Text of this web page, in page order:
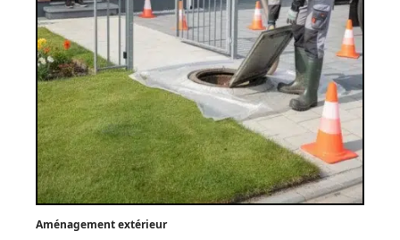
Aménagement extérieur